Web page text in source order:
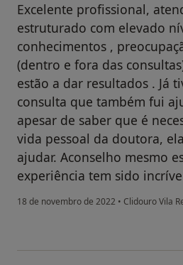
Excelente profissional,
estruturado com elevado
conhecimentos ,
(dentro e fora das
estão a dar resultados . Já
consulta que também fui
apesar de saber que é
vida pessoal da doutora,
ajudar. Aconselho mesmo
experiência tem sido
18 de novembro de 2022 • Clidouro Vila